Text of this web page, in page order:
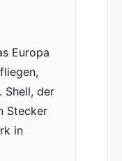
Europa
der
Stecker
in